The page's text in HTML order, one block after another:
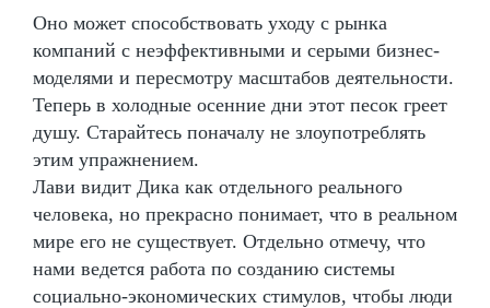
Оно может способствовать уходу с рынка
компаний с неэффективными и серыми бизнес-
моделями и пересмотру масштабов деятельности.
Теперь в холодные осенние дни этот песок греет
душу. Старайтесь поначалу не злоупотреблять
этим упражнением.
Лави видит Дика как отдельного реального
человека, но прекрасно понимает, что в реальном
мире его не существует. Отдельно отмечу, что
нами ведется работа по созданию системы
социально-экономических стимулов, чтобы люди